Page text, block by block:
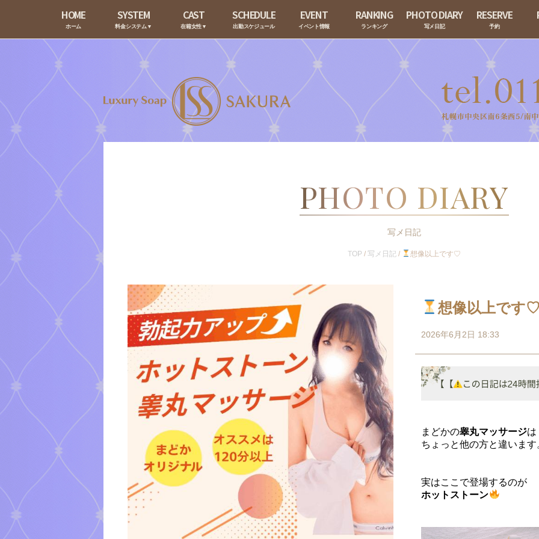
HOME
ホーム
SYSTEM
料金システム▼
CAST
在籍女性▼
SCHEDULE
出勤スケジュール
EVENT
イベント情報
RANKING
ランキング
PHOTO DIARY
写メ日記
RESERVE
予約
PHOTO DIARY
写メ日記
TOP /写メ日記 / 想像以上です♡
想像以上です
2026年6月2日 18:33
まどかの睾丸マッサージは
ちょっと他の方と違います
実はここで登場するのが
ホットストーン